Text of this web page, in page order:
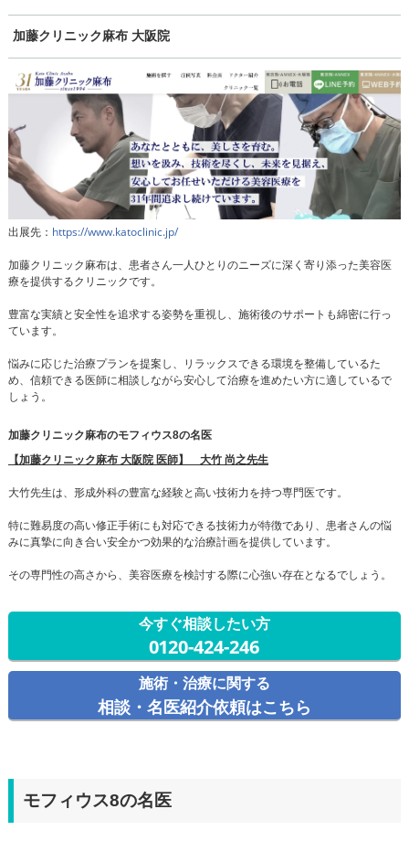
加藤クリニック麻布 大阪院
出展先： https://www.katoclinic.jp/
加藤クリニック麻布は、患者さん一人ひとりのニーズに深く寄り添った美容医
療を提供するクリニックです。
豊富な実績と安全性を追求する姿勢を重視し、施術後のサポートも綿密に行っ
ています。
悩みに応じた治療プランを提案し、リラックスできる環境を整備しているた
め、信頼できる医師に相談しながら安心して治療を進めたい方に適しているで
しょう。
加藤クリニック麻布のモフィウス8の名医
【加藤クリニック麻布 大阪院 医師】 大竹 尚之先生
大竹先生は、形成外科の豊富な経験と高い技術力を持つ専門医です。
特に難易度の高い修正手術にも対応できる技術力が特徴であり、患者さんの悩
みに真摯に向き合い安全かつ効果的な治療計画を提供しています。
その専門性の高さから、美容医療を検討する際に心強い存在となるでしょう。
今すぐ相談したい方
0120-424-246
施術・治療に関する
相談・名医紹介依頼はこちら
モフィウス8の名医